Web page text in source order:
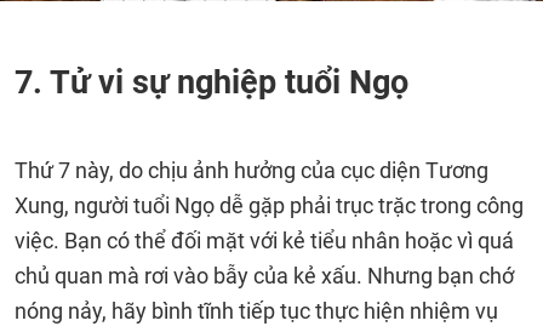
7. Tử vi sự nghiệp tuổi Ngọ
Thứ 7 này, do chịu ảnh hưởng của cục diện Tương
Xung, người tuổi Ngọ dễ gặp phải trục trặc trong công
việc. Bạn có thể đối mặt với kẻ tiểu nhân hoặc vì quá
chủ quan mà rơi vào bẫy của kẻ xấu. Nhưng bạn chớ
nóng nảy, hãy bình tĩnh tiếp tục thực hiện nhiệm vụ